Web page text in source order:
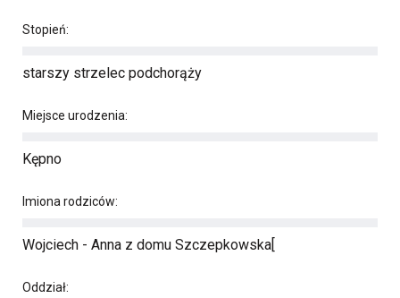
Stopień:
starszy strzelec podchorąży
Miejsce urodzenia:
Kępno
Imiona rodziców:
Wojciech - Anna z domu Szczepkowska[
Oddział: